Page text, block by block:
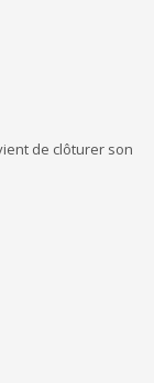
de clôturer son